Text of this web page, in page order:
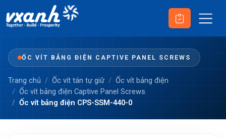
ỐC VÍT BẢNG ĐIỆN CAPTIVE PANEL SCREWS
Trang chủ Ốc vít tán tự giữ
Ốc vít bảng điện
Ốc vít bảng điện Captive Panel Screws
Ốc vít bảng điện CPS-SSM-440-0